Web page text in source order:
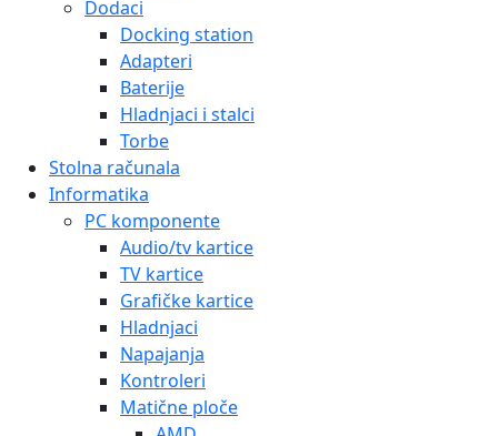
Dodaci
Docking station
Adapteri
Baterije
Hladnjaci i stalci
Torbe
Stolna računala
Informatika
PC komponente
Audio/tv kartice
TV kartice
Grafičke kartice
Hladnjaci
Napajanja
Kontroleri
Matične ploče